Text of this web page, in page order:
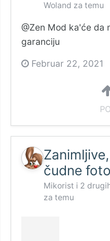
Woland za temu
@Zen Mod ka'će da
garanciju
Februar 22, 2021
čudne
Mikorist i 2
za temu